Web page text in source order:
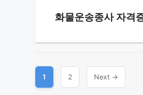
화물운송종사 자격
Page
1 Page
2 Next →